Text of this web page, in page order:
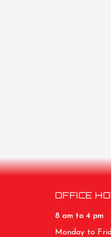
OFFICE
8 am to 4 pm
Monday to